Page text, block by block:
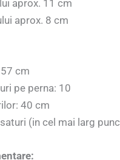
aprox. 11 cm
aprox. 8 cm
cm
pe perna: 10
40 cm
(in cel mai larg